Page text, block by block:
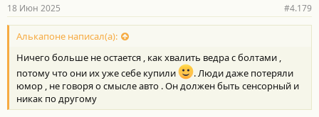
потом не жалко в мусор выкинуть, купить новый.
и вобще. Мы же уже договорились вроде что эта тема
потеряла смысл. Она тупо ни о чем
больше к флуду
спустилась
н
о
с
и
:
18 Июн 2025 #4.179
Алькапоне написал(а):
Ничего больше не остается , как хвалить ведра с болтами ,
потому что они их уже себе купили
. Люди даже потеряли
юмор , не говоря о смысле авто . Он должен быть сенсорный и
никак по другому